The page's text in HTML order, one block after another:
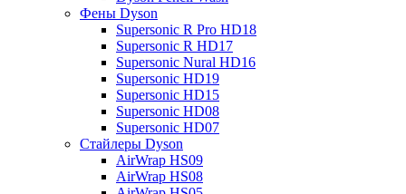
Фены Dyson
Supersonic R Pro HD18
Supersonic R HD17
Supersonic Nural HD16
Supersonic HD19
Supersonic HD15
Supersonic HD08
Supersonic HD07
Стайлеры Dyson
AirWrap HS09
AirWrap HS08